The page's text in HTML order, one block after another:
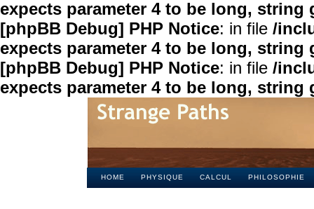
expects parameter 4 to be long, string
[phpBB Debug] PHP Notice: in file /
expects parameter 4 to be long, string
[phpBB Debug] PHP Notice: in file /
expects parameter 4 to be long, string
HOME PHYSIQUE CALCUL PHILOSOPHIE